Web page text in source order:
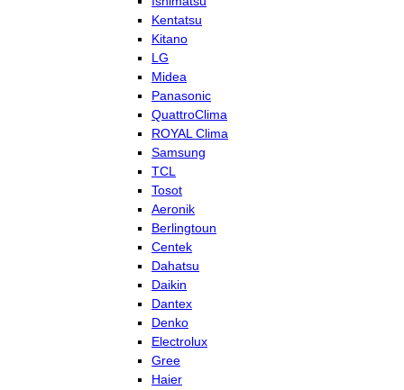
Kentatsu
Kitano
LG
Midea
Panasonic
QuattroClima
ROYAL Clima
Samsung
TCL
Tosot
Aeronik
Berlingtoun
Centek
Dahatsu
Daikin
Dantex
Denko
Electrolux
Gree
Haier